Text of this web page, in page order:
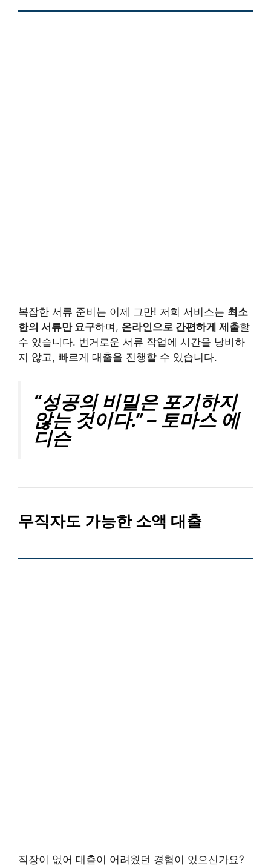
복잡한 서류 준비는 이제 그만! 저희 서비스는 최소
한의 서류만 요구하며, 온라인으로 간편하게 제출할
수 있습니다. 번거로운 서류 작업에 시간을 낭비하
지 않고, 빠르게 대출을 진행할 수 있습니다.
“성공의 비밀은 포기하지
않는 것이다.” – 토마스 에
디슨
무직자도 가능한 소액 대출
직장이 없어 대출이 어려웠던 경험이 있으신가요?